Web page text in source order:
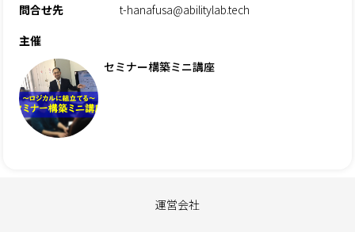
問合せ先
t-hanafusa@abilitylab.tech
主催
セミナー構築ミニ講座
運営会社